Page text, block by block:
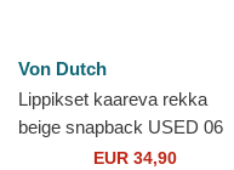
Von Dutch
Lippikset kaareva rekka
beige snapback USED 06
Von DutchEUR 34,90